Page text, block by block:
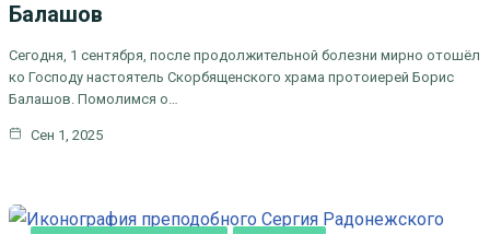
Балашов
Сегодня, 1 сентября, после продолжительной болезни мирно отошёл
ко Господу настоятель Скорбященского храма протоиерей Борис
Балашов. Помолимся о…
Сен 1, 2025